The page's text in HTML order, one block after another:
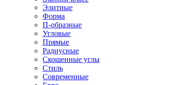
Элитные
Форма
П-образные
Угловые
Прямые
Радиусные
Скошенные углы
Стиль
Современные